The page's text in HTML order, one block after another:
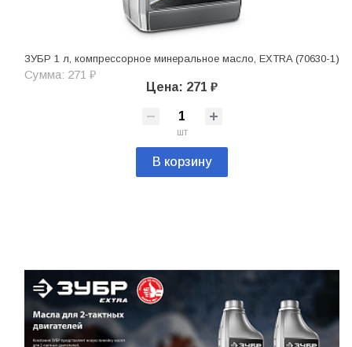
ЗУБР 1 л, компрессорное минеральное масло, EXTRA (70630-1)
Сумма: 271 ₽
Цена: 271 ₽
шт
В корзину